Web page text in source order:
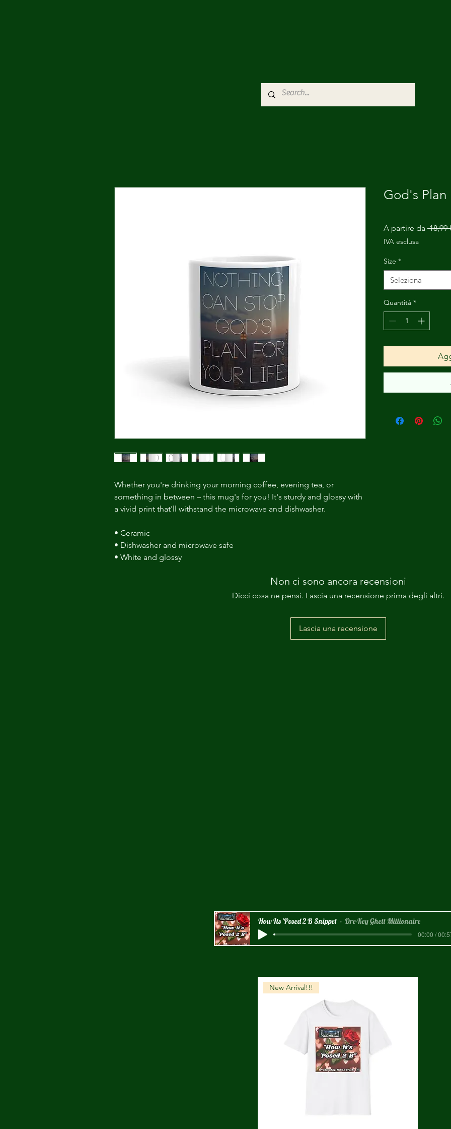
Whether you're drinking your morning coffee, evening tea, or
something in between – this mug's for you! It's sturdy and glossy with
a vivid print that'll withstand the microwave and dishwasher.
• Ceramic
• Dishwasher and microwave safe
• White and glossy
God's Plan
A partire da 18,99
IVA esclusa
Size *
Seleziona
Quantità *
Non ci sono ancora recensioni
Dicci cosa ne pensi. Lascia una recensione prima degli altri.
Lascia una recensione
How Its 'Posed 2 B Snippet Dre-Key Ghett Millionaire
00:00 /
New Arrival!!!